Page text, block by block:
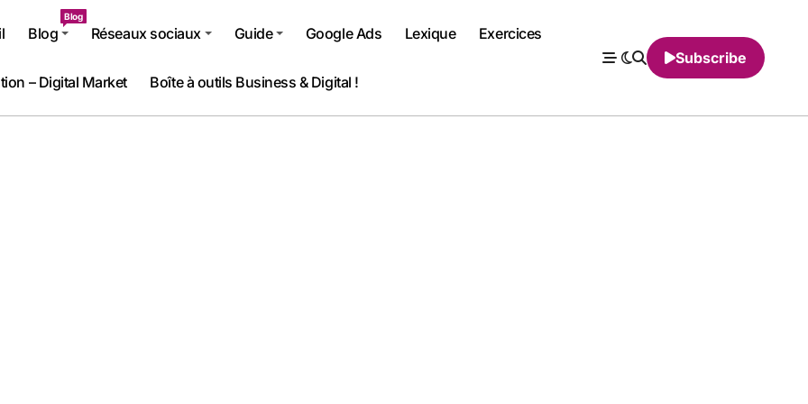
Blog
Blog
Réseaux sociaux Guide Google Ads Lexique Exercices
– Digital Market Boîte à outils Business & Digital !
Subscribe